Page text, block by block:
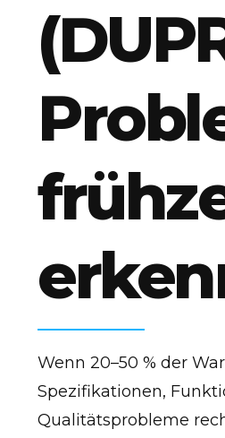
Wenn 20–50 % der
Spezifikationen,
Qualitätsprobleme